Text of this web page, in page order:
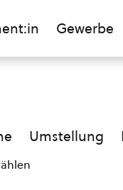
Gewerbe
Umstellung